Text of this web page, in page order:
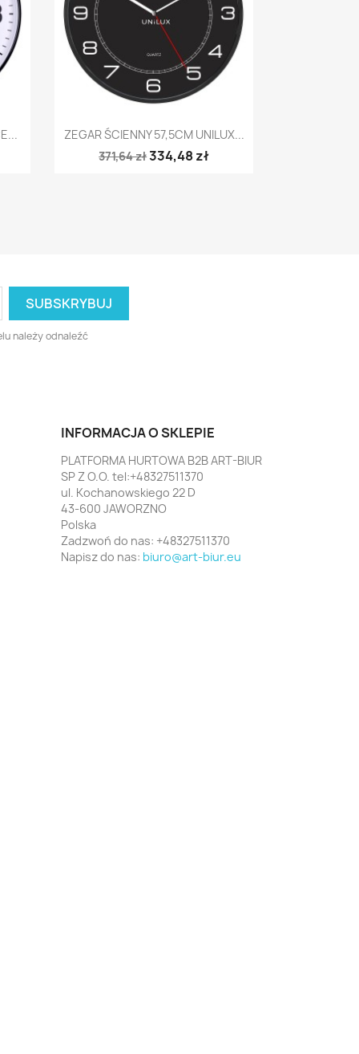
Szybki podgląd
ZEGAR ŚCIENNY 57,5CM UNILUX...
371,64 zł334,48 zł
należy odnaleźć
INFORMACJA O SKLEPIE
PLATFORMA HURTOWA B2B ART-BIUR
SP Z O.O. tel:+48327511370
ul. Kochanowskiego 22 D
43-600 JAWORZNO
Polska
Zadzwoń do nas: +48327511370
Napisz do nas: biuro@art-biur.eu